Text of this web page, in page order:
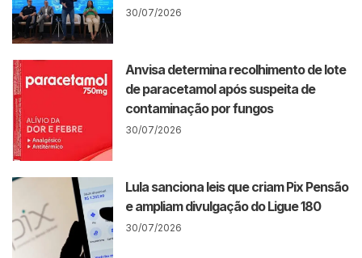
30/07/2026
Anvisa determina recolhimento de lote
de paracetamol após suspeita de
contaminação por fungos
30/07/2026
Lula sanciona leis que criam Pix Pensão
e ampliam divulgação do Ligue 180
30/07/2026